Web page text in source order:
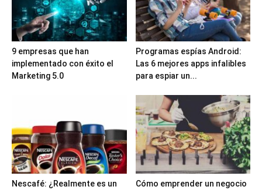
9 empresas que han
implementado con éxito el
Marketing 5.0
Programas espías Android:
Las 6 mejores apps infalibles
para espiar un...
Nescafé: ¿Realmente es un
Cómo emprender un negocio